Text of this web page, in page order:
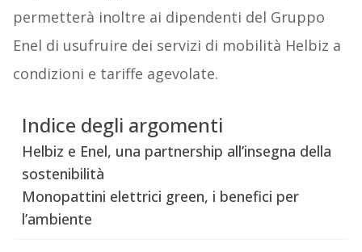
permetterà inoltre ai dipendenti del Gruppo
Enel di usufruire dei servizi di mobilità Helbiz a
condizioni e tariffe agevolate.
Indice degli argomenti
Helbiz e Enel, una partnership all’insegna della
sostenibilità
Monopattini elettrici green, i benefici per
l’ambiente